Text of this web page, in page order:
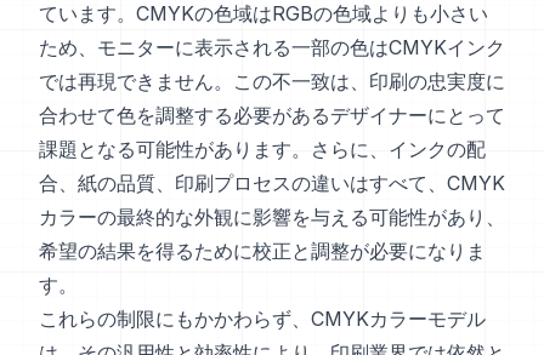
ています。CMYKの色域はRGBの色域よりも小さい
ため、モニターに表示される一部の色はCMYKインク
では再現できません。この不一致は、印刷の忠実度に
合わせて色を調整する必要があるデザイナーにとって
課題となる可能性があります。さらに、インクの配
合、紙の品質、印刷プロセスの違いはすべて、CMYK
カラーの最終的な外観に影響を与える可能性があり、
希望の結果を得るために校正と調整が必要になりま
す。
これらの制限にもかかわらず、CMYKカラーモデル